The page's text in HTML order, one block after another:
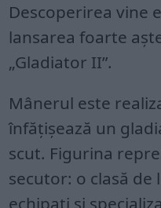
Descoperirea vine
lansarea foarte
„Gladiator II”.
Mânerul este
înfățișează un
scut. Figurina
secutor: o clasă
echipați și